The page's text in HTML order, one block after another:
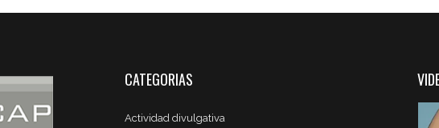
CATEGORIAS
Actividad divulgativa